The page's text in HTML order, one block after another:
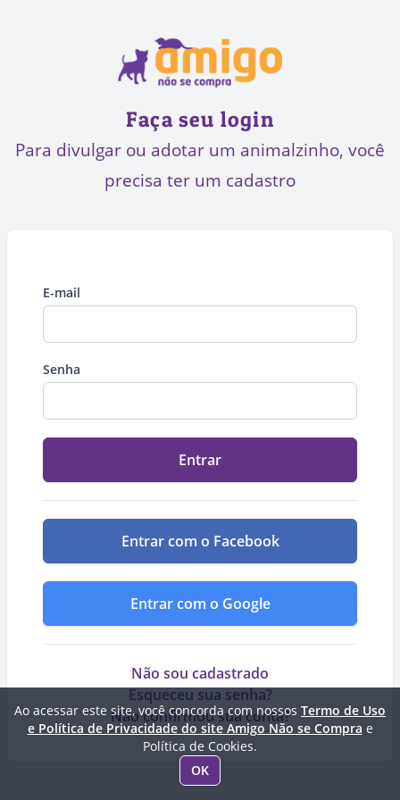
Faça seu login
Para divulgar ou adotar um animalzinho, você
precisa ter um cadastro
E-mail
Senha
Entrar
Entrar com o Facebook
Entrar com o Google
Não sou cadastrado
Esqueceu sua senha?
Não confirmou sua conta?
Ao acessar este site, você concorda com nossos Termo de Uso
e Política de Privacidade do site Amigo Não se Compra e
Política de Cookies.
OK